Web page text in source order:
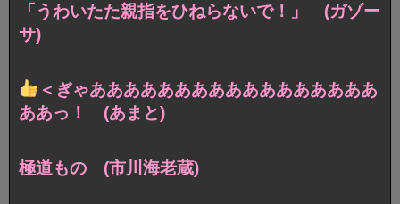
「うわいたた親指をひねらないで！」 (ガゾー
サ)
＜ぎゃあああああああああああああああああ
ああっ！ (あまと)
極道もの (市川海老蔵)